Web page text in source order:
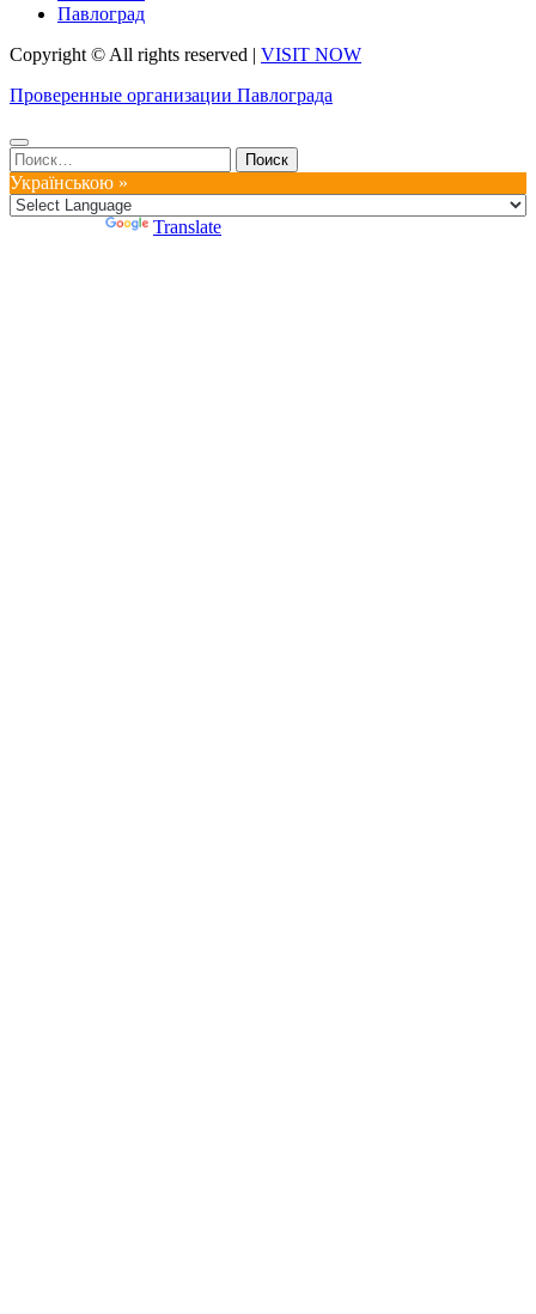
Павлоград
Copyright © All rights reserved | VISIT NOW
Проверенные организации Павлограда
Найти:
Українською »
Translate